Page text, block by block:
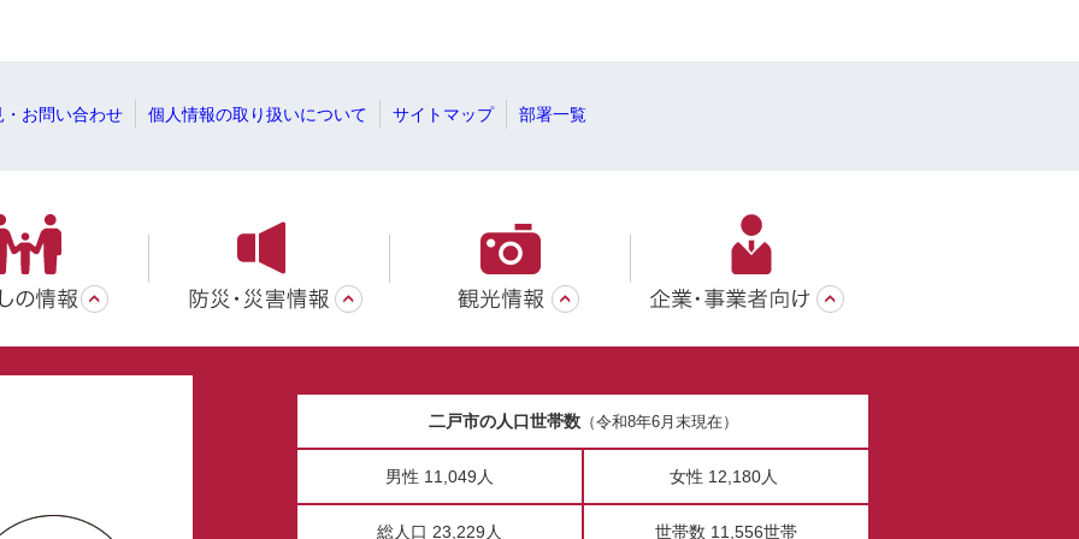
・お問い合わせ 個人情報の取り扱いについて サイトマップ 部署一覧
二戸市の人口世帯数（令和8年6月末現在）
男性 11,049人 女性 12,180人
総人口 23,229人 世帯数 11,556世帯